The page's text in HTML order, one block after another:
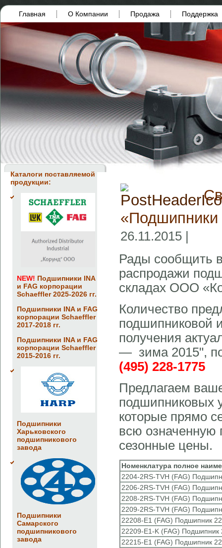
Главная О Компании Продажа Поддержка
Каталоги поставляемой
продукции:
NEW! Подшипники INA
и FAG корпорации
Schaeffler 2025-2026 гг.
Подшипники INA и FAG
корпорации Schaeffler
2017-2018 гг.
Подшипники INA и FAG
корпорации Schaeffler
2015-2016 гг.
Подшипники
Харьковского
подшипникового
завода
Подшипники
Самарского
подшипникового
завода
«Подшипники
26.11.2015 |
Рады сообщить
распродажи
складах ООО
Количество
подшипниковой
получения
— зима 2015",
(495) 228-1775
Предлагаем
подшипниковых
которые прямо
всю означенную
сезонные цены.
Номенклатура полное
2204-2RS-TVH (FAG)
2206-2RS-TVH (FAG)
2208-2RS-TVH (FAG)
2209-2RS-TVH (FAG)
22208-E1 (FAG) Подшипник
22209-E1-K (FAG) Подшипник
22215-E1 (FAG) Подшипник